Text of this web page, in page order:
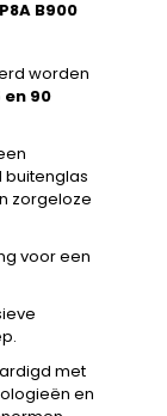
B900
worden
en 90
buitenglas
zorgeloze
voor een
met
en